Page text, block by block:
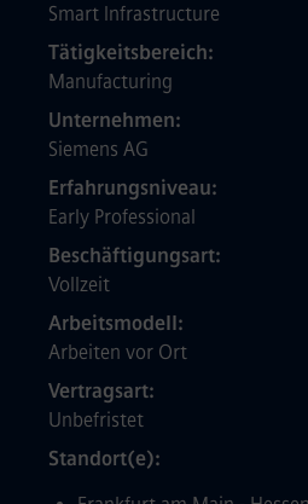
Smart Infrastructure
Tätigkeitsbereich
Manufacturing
Unternehmen
Siemens AG
Erfahrungsniveau
Early Professional
Beschäftigungsart
Vollzeit
Arbeitsmodell
Arbeiten vor Ort
Vertragsart
Unbefristet
Standort(e)